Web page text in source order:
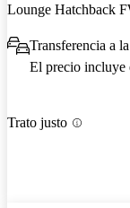
Lounge Hatchback
Transferencia a
El precio incluye
Trato justo